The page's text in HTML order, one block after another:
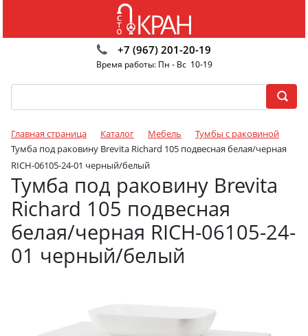
+7 (967) 201-20-19
Время работы: Пн - Вс 10-19
Главная страница Каталог Мебель
Тумбы с раковиной
Тумба под раковину Brevita Richard 105 подвесная белая/черная
RICH-06105-24-01 черный/белый
Тумба под раковину Brevita
Richard 105 подвесная
белая/черная RICH-06105-24-
01 черный/белый